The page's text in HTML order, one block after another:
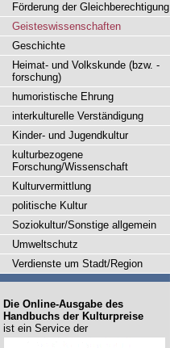
Förderung der Gleichberechtigung
Geisteswissenschaften
Geschichte
Heimat- und Volkskunde (bzw. -
forschung)
humoristische Ehrung
interkulturelle Verständigung
Kinder- und Jugendkultur
kulturbezogene
Forschung/Wissenschaft
Kulturvermittlung
politische Kultur
Soziokultur/Sonstige allgemein
Umweltschutz
Verdienste um Stadt/Region
Die Online-Ausgabe des
Handbuchs der Kulturpreise
ist ein Service der